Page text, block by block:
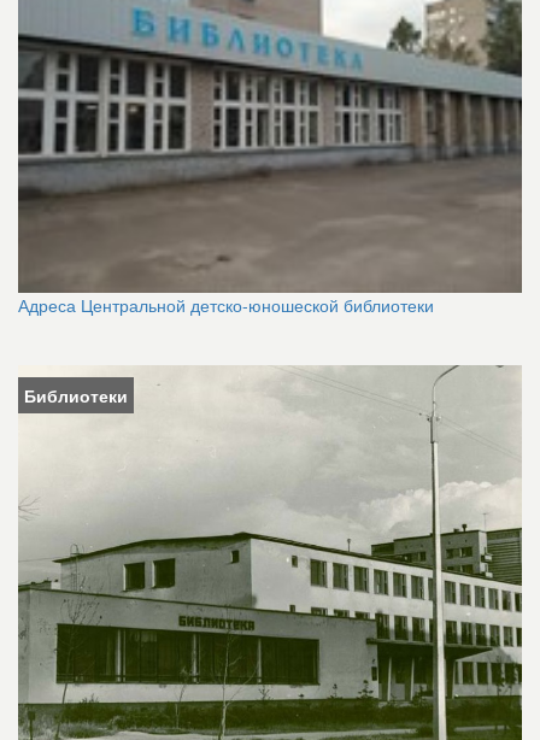
Адреса Центральной детско-юношеской библиотеки
Библиотеки